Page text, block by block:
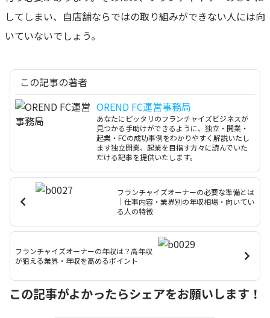
してしまい、自店舗ならではの取り組みができない人には向
いていないでしょう。
この記事の著者
OREND FC運営事務局
あなたにピッタリのフランチャイズビジネスが
見つかる手助けができるように、独立・開業・
起業・FCの成功事例をわかりやすく解説いたし
ます独立開業、起業を目指す方々に読んでいた
だける記事を提供いたします。
フランチャイズオーナーの必要な準備とは
｜仕事内容・業界別の年収相場・向いてい
る人の特徴
フランチャイズオーナーの年収は？高年収
が狙える業界・年収を高めるポイント
この記事がよかったらシェアをお願いします！